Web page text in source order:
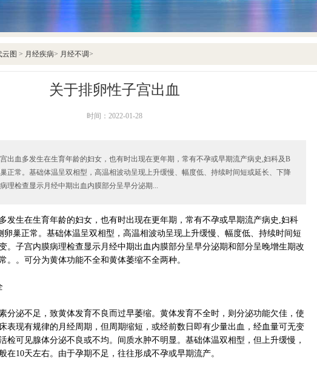
云图 > 月经疾病> 月经不调>
关于排卵性子宫出血
时间：2022-01-28
血多发生在生育年龄的妇女，也有时出现在更年期，常有不孕或早期流产病史,妇科及B
正常。基础体温呈双相型，高温相波动呈现上升缓慢、幅度低、持续时间短或延长、下降
理检查显示月经中期出血内膜部分呈早分泌期...
生在生育年龄的妇女，也有时出现在更年期，常有不孕或早期流产病史,妇科
卵巢正常。基础体温呈双相型，高温相波动呈现上升缓慢、幅度低、持续时间短
。子宫内膜病理检查显示月经中期出血内膜部分呈早分泌期和部分呈晚增生期改
。。可分为黄体功能不全和黄体萎缩不全两种。
泌不足，致黄体发育不良而过早萎缩。黄体发育不全时，则分泌功能欠佳，使
表现有规律的月经周期，但周期缩短，或经前数日即有少量出血，经血量可无变
检可见腺体分泌不良或不均。间质水肿不明显。基础体温双相型，但上升缓慢，
在10天左右。由于孕期不足，往往形成不孕或早期流产。